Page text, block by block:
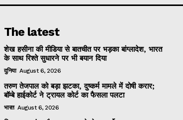
The latest
शेख हसीना की मीडिया से बातचीत पर भड़का बांग्लादेश, भारत
के साथ रिश्ते सुधारने पर भी बयान दिया
दुनिया August 6, 2026
तरुण तेजपाल को बड़ा झटका, दुष्कर्म मामले में दोषी करार;
बॉम्बे हाईकोर्ट ने ट्रायल कोर्ट का फैसला पलटा
भारत August 6, 2026